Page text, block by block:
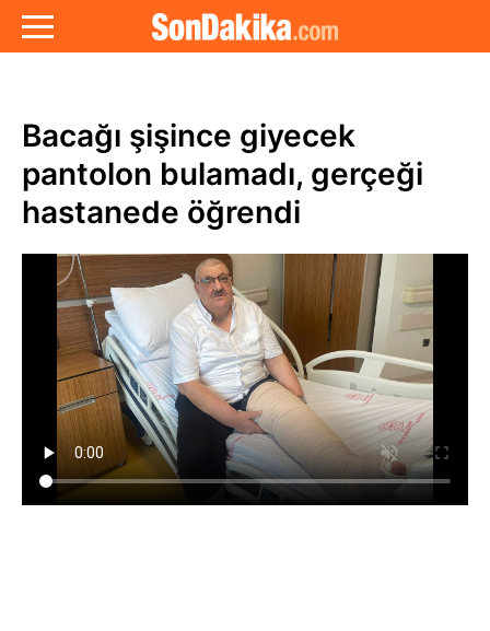
Bacağı şişince giyecek
pantolon bulamadı, gerçeği
hastanede öğrendi